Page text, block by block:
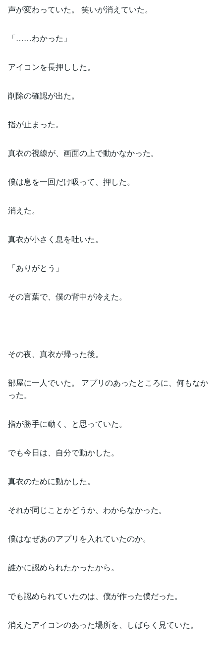
声が変わっていた。 笑いが消えていた。
「……わかった」
アイコンを長押しした。
削除の確認が出た。
指が止まった。
真衣の視線が、画面の上で動かなかった。
僕は息を一回だけ吸って、押した。
消えた。
真衣が小さく息を吐いた。
「ありがとう」
その言葉で、僕の背中が冷えた。
その夜、真衣が帰った後。
部屋に一人でいた。 アプリのあったところに、何もなか
った。
指が勝手に動く、と思っていた。
でも今日は、自分で動かした。
真衣のために動かした。
それが同じことかどうか、わからなかった。
僕はなぜあのアプリを入れていたのか。
誰かに認められたかったから。
でも認められていたのは、僕が作った僕だった。
消えたアイコンのあった場所を、しばらく見ていた。